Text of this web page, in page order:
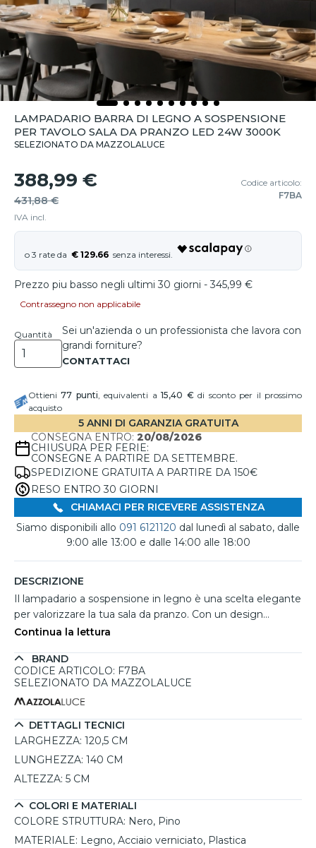
LAMPADARIO BARRA DI LEGNO A SOSPENSIONE
PER TAVOLO SALA DA PRANZO LED 24W 3000K
SELEZIONATO DA MAZZOLALUCE
388,99 €
431,88 €
IVA incl.
Codice articolo:
F7BA
€ 129.66
Prezzo piu basso negli ultimi 30 giorni - 345,99 €
Contrassegno non applicabile
Quantità
Sei un'azienda o un professionista che lavora con
grandi forniture?
Ottieni77 punti, equivalenti a15,40 €di sconto per il prossimo
acquisto
5 ANNI DI GARANZIA GRATUITA
CONSEGNA ENTRO: 20/08/2026
CHIUSURA PER FERIE:
CONSEGNE A PARTIRE DA SETTEMBRE.
SPEDIZIONE GRATUITA A PARTIRE DA 150€
RESO ENTRO 30 GIORNI
CHIAMACI PER RICEVERE ASSISTENZA
Siamo disponibili allo 091 6121120 dal lunedì al sabato, dalle
9:00 alle 13:00 e dalle 14:00 alle 18:00
DESCRIZIONE
Il lampadario a sospensione in legno è una scelta elegante
per valorizzare la tua sala da pranzo. Con un design
moderno e raffinato, si integra perfettamente con vari stili
grazie alla sua struttura in legno di pino. La luce LED calda
(3000K) emette un flusso luminoso di 1400 lumen, ideale
semplice da installare e presenta la possibilità di regolare
l'altezza, rendendolo versatile per ogni esigenza. Grazie
alla sua durata di 10.000 ore, è una soluzione illuminativa
sostenibile e pratica.
Continua la lettura
BRAND
CODICE ARTICOLO: F7BA
SELEZIONATO DA MAZZOLALUCE
DETTAGLI TECNICI
LARGHEZZA: 120,5 CM
LUNGHEZZA: 140 CM
ALTEZZA: 5 CM
COLORI E MATERIALI
COLORE STRUTTURA: Nero, Pino
MATERIALE: Legno, Acciaio verniciato, Plastica